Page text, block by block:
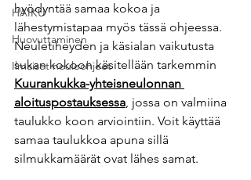
HAIKU
Huovuttaminen
Ilmaiset neuleohjeet
hyödyntää samaa kokoa ja
lähestymistapaa myös tässä ohjeessa.
Neuletiheyden ja käsialan vaikutusta
sukan kokoon käsitellään tarkemmin
Kuurankukka-yhteisneulonnan
aloituspostauksessa, jossa on valmiina
taulukko koon arviointiin. Voit käyttää
samaa taulukkoa apuna sillä
silmukkamäärät ovat lähes samat.